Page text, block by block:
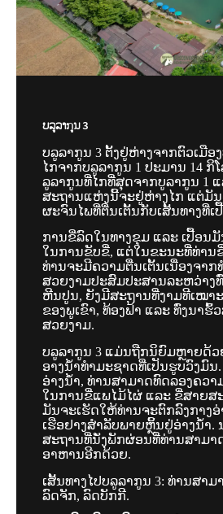
ບລູລາກູນ 3
ບລູລາກູນ 3 ຕັ້ງຢູ່ຫ່າງຈາກຕົວເມືອ
ໄກຈາກບລູລາກູນ 1 ປະມານ 14 ກິ
ລູລາກູນທີ່ໄກທີ່ສຸດຈາກບູລາກູນ 1 ແ
ສະຖານແຫ່ງນີ້ຈະຢູ່ຫ່າງໄກ ແຕ່ມັນ
ຜະຈົນໄພທີ່ຕື່ນເຕັ້ນກັບເສັ້ນທາງທີ່ເ
ການຂີ່ລົດໃນທາງຂຸມ ແລະ ເປື້ອນ
ໃນການຂັບຂີ່, ແຕ່ໃນຂະນະທີ່ທ່ານ
ທ່ານຈະມີຄວາມຕື່ນເຕັ້ນເນື່ອງຈາກ
ສວຍງາມປະສົມປະສານລະຫວ່າງ
ຫີນປູນ, ຍັງມີສະຖານທີ່ງາມທີເໝາ
ຂອງພູເຂົາ, ທ້ອງຟ້າ ແລະ ທົ່ງນາຮົ້
ສວຍງາມ.
ບລູລາກູນ 3 ແມ່ນຖືກນິຍົມຫຼາຍດ້ວ
ອາງນ້ຳທຳມະຊາດທີ່ເປັນຮູບວົງມົນ
ອ່າງນ້ຳ, ທ່ານສາມາດທົດລອງຄວາ
ໃນການຂີ່ແພໄມ້ໄຜ່ ແລະ ຂີ່ສາຍສ
ມັນຈະເຮັດໃຫ້ທ່ານຈະຕົກລົງກາງອ່
ເຮືອຢາງສຳລັບພາຍຫຼິ້ນຢູ່ອ່າງນ້ຳ.
ສະຖານທີ່ນັ່ງພັກຜ່ອນທີ່ທ່ານສາມາ
ອາຫານອີກດ້ວຍ.
ເສັ້ນທາງໄປບລູລາກູນ 3: ທ່ານສາມ
ລົດຈັກ, ລົດບັກກີ.